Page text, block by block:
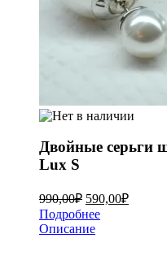
Двойные серьги
Lux S
990,00₽ 590,00₽
Подробнее
Описание